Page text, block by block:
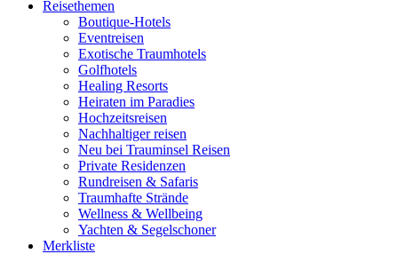
Reisethemen
Boutique-Hotels
Eventreisen
Exotische Traumhotels
Golfhotels
Healing Resorts
Heiraten im Paradies
Hochzeitsreisen
Nachhaltiger reisen
Neu bei Trauminsel Reisen
Private Residenzen
Rundreisen & Safaris
Traumhafte Strände
Wellness & Wellbeing
Yachten & Segelschoner
Merkliste